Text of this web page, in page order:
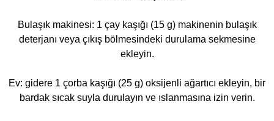
Bulaşık makinesi: 1 çay kaşığı (15 g) makinenin bulaşık
deterjanı veya çıkış bölmesindeki durulama sekmesine
ekleyin.
Ev: gidere 1 çorba kaşığı (25 g) oksijenli ağartıcı ekleyin, bir
bardak sıcak suyla durulayın ve ıslanmasına izin verin.